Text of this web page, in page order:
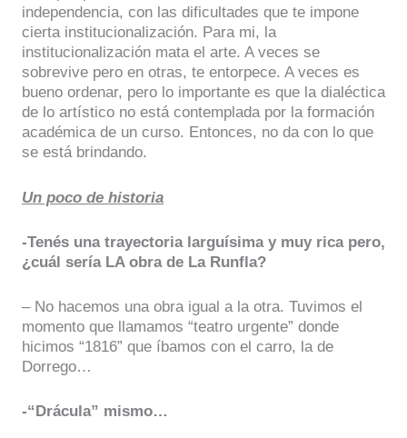
independencia, con las dificultades que te impone
cierta institucionalización. Para mi, la
institucionalización mata el arte. A veces se
sobrevive pero en otras, te entorpece. A veces es
bueno ordenar, pero lo importante es que la dialéctica
de lo artístico no está contemplada por la formación
académica de un curso. Entonces, no da con lo que
se está brindando.
Un poco de historia
-Tenés una trayectoria larguísima y muy rica pero,
¿cuál sería LA obra de La Runfla?
– No hacemos una obra igual a la otra. Tuvimos el
momento que llamamos “teatro urgente” donde
hicimos “1816” que íbamos con el carro, la de
Dorrego…
-“Drácula” mismo…